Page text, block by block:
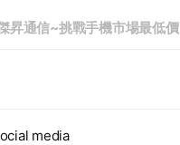
您服務
昇通信~挑戰手機市場最低價
media